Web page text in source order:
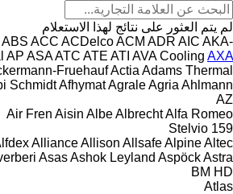
لم يتم العثور على نتائج لهذا الاستعلام
ABS ACC ACDelcoACM ADR AIC AKA-
AP ASAATC ATE ATI AVA Cooling AXA
FruehaufActia Adams Thermal
SchmidtAfhymatAgraleAgria Ahlmann
AZ
Air Fren Aisin AlbeAlbrechtAlfa Romeo
159
Stelvio
AllianceAllison AllsafeAlpineAltec
AsasAshok Leyland AspöckAstra
BM HD
Atlas